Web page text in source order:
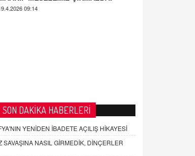
YAVUZYILMAZ
SON DAKİKA HABERLERİ
YENİDEN İBADETE AÇILIŞ HİKAYESİ
SAVAŞINA NASIL GİRMEDİK, DİNÇERLER